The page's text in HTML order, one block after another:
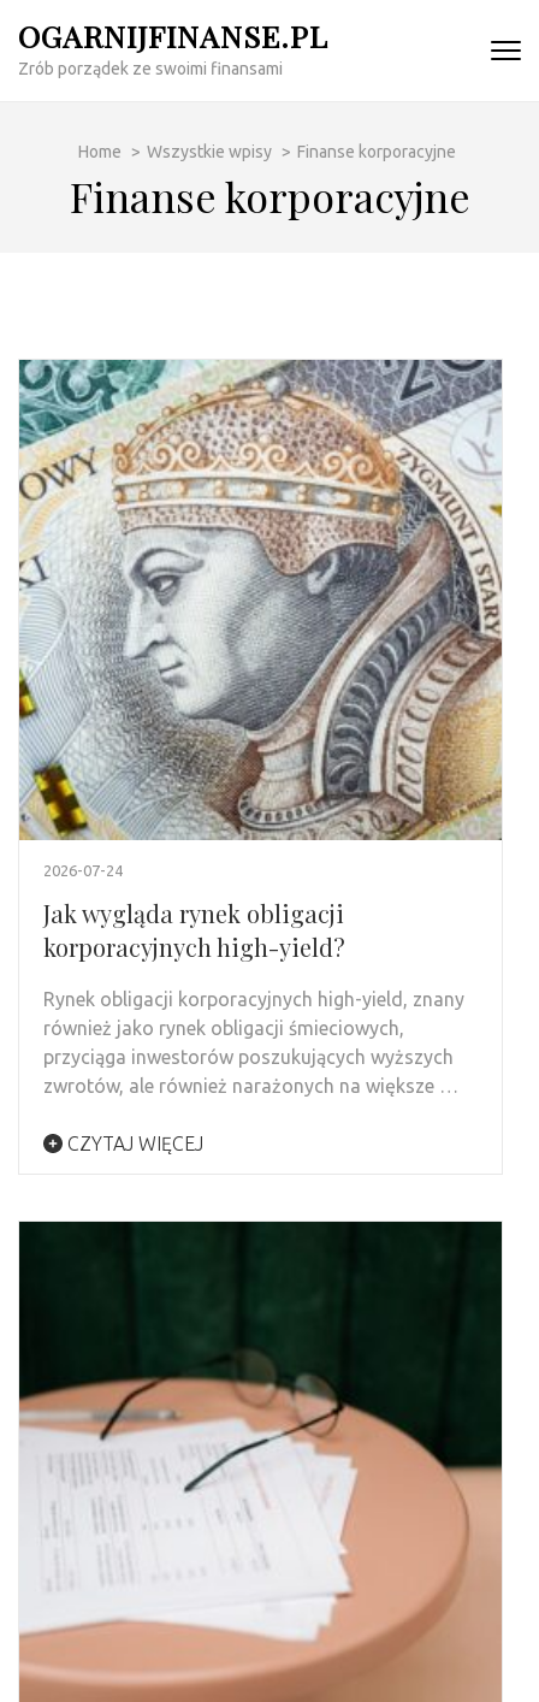
content
OGARNIJFINANSE.PL
Zrób porządek ze swoimi finansami
Home > Wszystkie wpisy > Finanse korporacyjne
Finanse korporacyjne
2026-07-24
Jak wygląda rynek obligacji
korporacyjnych high-yield?
Rynek obligacji korporacyjnych high-yield, znany
również jako rynek obligacji śmieciowych,
przyciąga inwestorów poszukujących wyższych
zwrotów, ale również narażonych na większe …
CZYTAJ WIĘCEJ